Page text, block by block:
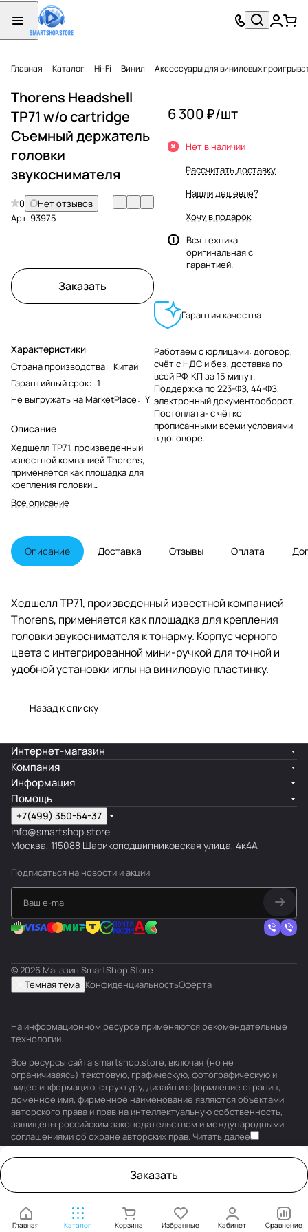
Главная Каталог Hi-Fi Винил Аксессуары для виниловых
Thorens Headshell
TP71 w/o cartridge
Съемный держатель
головки
звукоснимателя
0
Нет отзывов
Арт.93975
Заказать
Характеристики
Страна производства: Китай
Гарантийный срок: 1
Не выгружать на MarketPlace: Y
Описание
Хедшелл TP71, произведенный
известной компанией Thorens,
применяется как площадка для
крепления головки
звукоснимателя к тонарму.
Корпус черного цвета с
для точной и удобной установки
иглы на виниловую пластинку.
Все описание
6 300 ₽/шт
Нет в наличии
Рассчитать доставку
Нашли дешевле?
Хочу в подарок
Вся техника
оригинальная с
гарантией.
Гарантия качества
Работаем с юрлицами: договор,
счёт с НДС и без, доставка по
всей РФ, КП за 15 минут.
Поддержка по 223-ФЗ, 44-ФЗ,
электронный документооборот.
Постоплата- с чётко
прописанными всеми условиями
в договоре.
Описание Доставка Отзывы Оплата
Хедшелл TP71, произведенный известной компанией
Thorens, применяется как площадка для крепления
головки звукоснимателя к тонарму. Корпус черного
цвета с интегрированной мини-ручкой для точной и
удобной установки иглы на виниловую пластинку.
Назад к списку
Заказать
Главная Каталог Корзина Избранные Кабинет Сравнение
Интернет-магазин
Компания
Информация
Помощь
+7(499) 350-54-37
info@smartshop.store
Москва, 115088 Шарикоподшипниковская улица, 4к4А
Подписаться на новости и акции
© 2026 Магазин SmartShop.Store
Темная тема КонфиденциальностьОферта
На информационном ресурсе применяются рекомендательные
технологии.
Все ресурсы сайта smartshop.store, включая (но не
ограничиваясь) текстовую, графическую, фотографическую и
видео информацию, структуру, дизайн и оформление страниц,
доменное имя, фирменное наименование являются объектами
авторского права и прав на интеллектуальную собственность,
защищены российским законодательством и международными
соглашениями об охране авторских прав. Читать далее